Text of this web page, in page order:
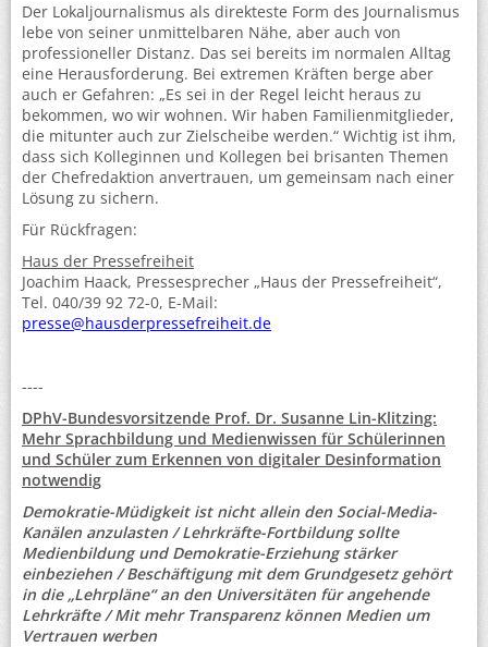
Der Lokaljournalismus als direkteste Form des Journalismus
lebe von seiner unmittelbaren Nähe, aber auch von
professioneller Distanz. Das sei bereits im normalen Alltag
eine Herausforderung. Bei extremen Kräften berge aber
auch er Gefahren: „Es sei in der Regel leicht heraus zu
bekommen, wo wir wohnen. Wir haben Familienmitglieder,
die mitunter auch zur Zielscheibe werden.“ Wichtig ist ihm,
dass sich Kolleginnen und Kollegen bei brisanten Themen
der Chefredaktion anvertrauen, um gemeinsam nach einer
Lösung zu sichern.
Für Rückfragen:
Haus der Pressefreiheit
Joachim Haack, Pressesprecher „Haus der Pressefreiheit“,
Tel. 040/39 92 72-0, E-Mail:
presse@hausderpressefreiheit.de
----
DPhV-Bundesvorsitzende Prof. Dr. Susanne Lin-Klitzing:
Mehr Sprachbildung und Medienwissen für Schülerinnen
und Schüler zum Erkennen von digitaler Desinformation
notwendig
Demokratie-Müdigkeit ist nicht allein den Social-Media-
Kanälen anzulasten / Lehrkräfte-Fortbildung sollte
Medienbildung und Demokratie-Erziehung stärker
einbeziehen / Beschäftigung mit dem Grundgesetz gehört
in die „Lehrpläne“ an den Universitäten für angehende
Lehrkräfte / Mit mehr Transparenz können Medien um
Vertrauen werben